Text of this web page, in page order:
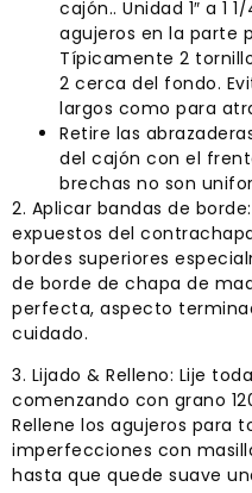
cajón.. Unidad 1″ a 1
agujeros en la parte
Típicamente 2
2 cerca del fondo.
largos como para
Retire las
del cajón con el
brechas no son
2. Aplicar bandas de
expuestos del
bordes superiores
de borde de chapa de
perfecta, aspecto
cuidado.
3. Lijado & Relleno: Lije
comenzando con grano
Rellene los agujeros para
imperfecciones con
hasta que quede suave